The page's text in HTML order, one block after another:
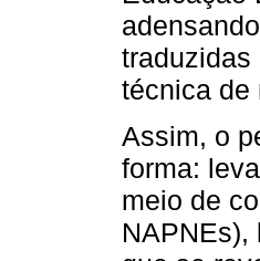
traduzidas
técnica de
Assim, o
forma:
meio de
NAPNEs),